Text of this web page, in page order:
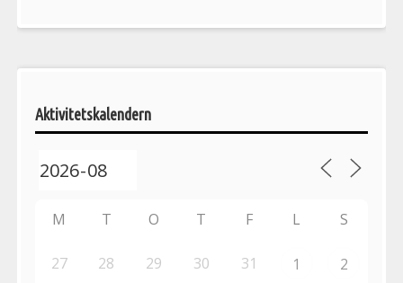
aktiviteter
Aktivitetskalendern
M T O T F L S
27 28 29 30 31 1 2